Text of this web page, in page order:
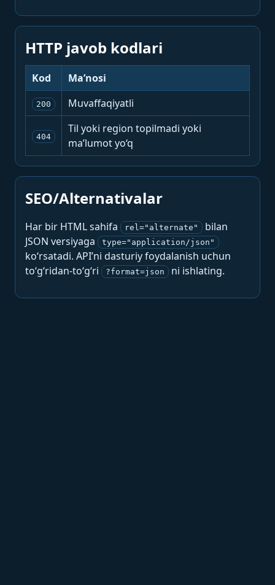
HTTP javob kodlari
Kod Ma’nosi
200 Muvaffaqiyatli
404
Til yoki region topilmadi yoki
ma’lumot yo‘q
SEO/Alternativalar
Har bir HTML sahifa rel="alternate"
bilan
JSON versiyaga
type="application/json"
ko‘rsatadi. API’ni dasturiy foydalanish uchun
to‘g‘ridan-to‘g‘ri
?format=json ni ishlating.